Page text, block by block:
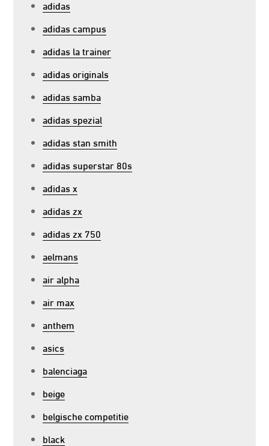
adidas
adidas campus
adidas la trainer
adidas originals
adidas samba
adidas spezial
adidas stan smith
adidas superstar 80s
adidas x
adidas zx
adidas zx 750
aelmans
air alpha
air max
anthem
asics
balenciaga
beige
belgische competitie
black